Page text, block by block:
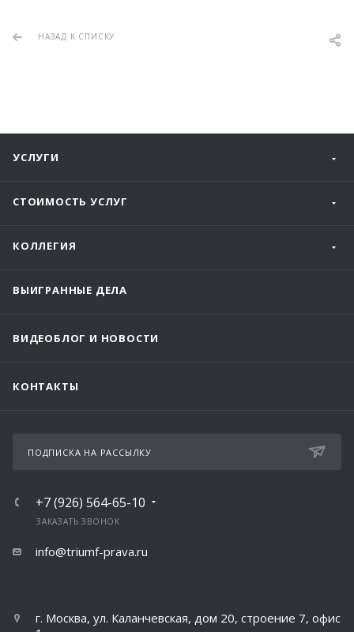
НАЗАД К СПИСКУ
УСЛУГИ
СТОИМОСТЬ УСЛУГ
КОЛЛЕГИЯ
ВЫИГРАННЫЕ ДЕЛА
ВИДЕОБЛОГ И НОВОСТИ
КОНТАКТЫ
ПОДПИСКА НА РАССЫЛКУ
+7 (926) 564-65-10
ЗАКАЗАТЬ ЗВОНОК
info@triumf-prava.ru
г. Москва, ул. Каланчевская, дом 20, строение 7, офис